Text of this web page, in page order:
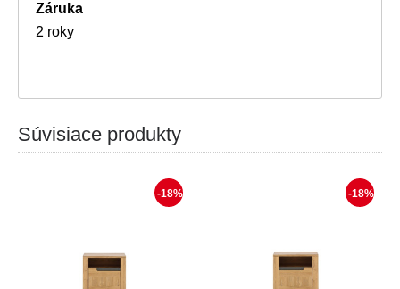
Záruka
2 roky
Súvisiace produkty
-18% -18%